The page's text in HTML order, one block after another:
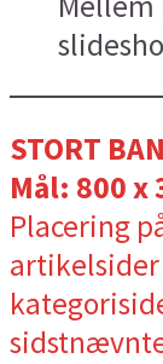
STORT
Mål: 800 x
Placering
artikelsider